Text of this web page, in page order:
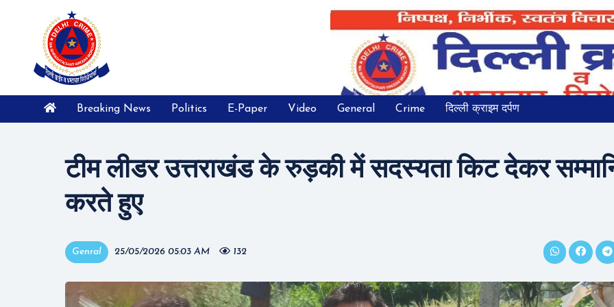
Breaking News Politics E-Paper Video General Crime दिल्ली क्राइम दर्पण
टीम लीडर उत्तराखंड के रुड़की में सदस्यता किट देकर
करते हुए
Genral 25/05/2026 05:03 AM 132